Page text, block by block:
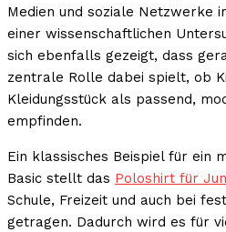
Medien und soziale Netzwerke
einer wissenschaftlichen
sich ebenfalls gezeigt, dass
zentrale Rolle dabei spielt, ob
Kleidungsstück als passend,
empfinden.
Ein klassisches Beispiel für ein
Basic stellt das Poloshirt für
Schule, Freizeit und auch bei
getragen. Dadurch wird es für